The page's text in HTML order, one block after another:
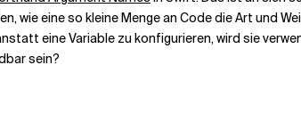
wie eine so kleine Menge an Code die Art und
eine Variable zu konfigurieren, wird sie
sein?